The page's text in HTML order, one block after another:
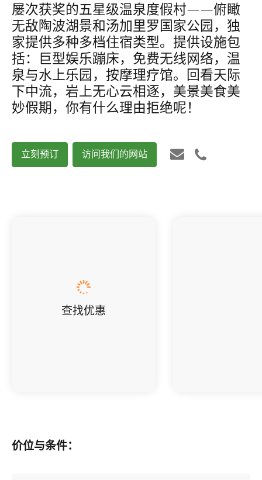
屡次获奖的五星级温泉度假村——俯瞰
无敌陶波湖景和汤加里罗国家公园，独
家提供多种多档住宿类型。提供设施包
括：巨型娱乐蹦床，免费无线网络，温
泉与水上乐园，按摩理疗馆。回看天际
下中流，岩上无心云相逐，美景美食美
妙假期，你有什么理由拒绝呢！
立刻预订 访问我们的网站
价位与条件：
查找优惠